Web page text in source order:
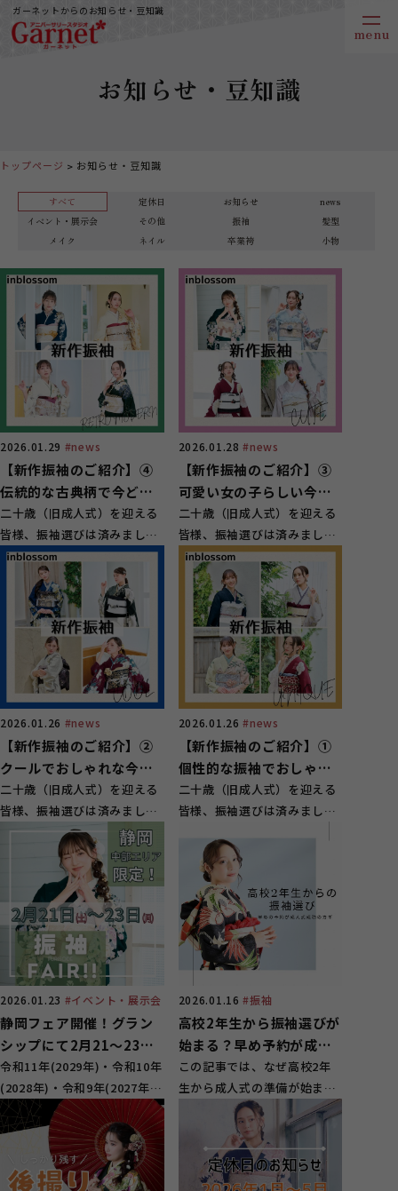
ガーネットからのお知らせ・豆知識
お知らせ・豆知識
2026.01.29 #news
【新作振袖のご紹介】④
伝統的な古典柄で今どき
振袖！
二十歳（旧成人式）を迎える
皆様、振袖選びは済みました
か？ 一生に一度となる...
2026.01.28#news
【新作振袖のご紹介】➂
可愛い女の子らしい今ど
き振袖！
二十歳（旧成人式）を迎える
皆様、振袖選びは済みました
か？ 一生に一度となる...
2026.01.26 #news
【新作振袖のご紹介】➁
クールでおしゃれな今ど
き振袖！
二十歳（旧成人式）を迎える
皆様、振袖選びは済みました
か？ 一生に一度となる...
2026.01.26#news
【新作振袖のご紹介】➀
個性的な振袖でおしゃれ
に！
二十歳（旧成人式）を迎える
皆様、振袖選びは済みました
2026.01.23 #イベント・展示会
静岡フェア開催！グラン
シップにて2月21～23日
の限定3日間
令和11年(2029年)・令和10年
(2028年)・令和9年(2027年)
にハタチを迎えるお嬢様に...
2026.01.16#振袖
高校2年生から振袖選びが
始まる？早め予約が成人
式成功のカギ
この記事では、なぜ高校2年
生から成人式の準備が始まっ
ているのかという事や、理...
すべて 定休日 お知らせ
news
イベント・展示会
その他 振袖
髪型
メイク
ネイル 卒業袴 小物
トップページ お知らせ・豆知識